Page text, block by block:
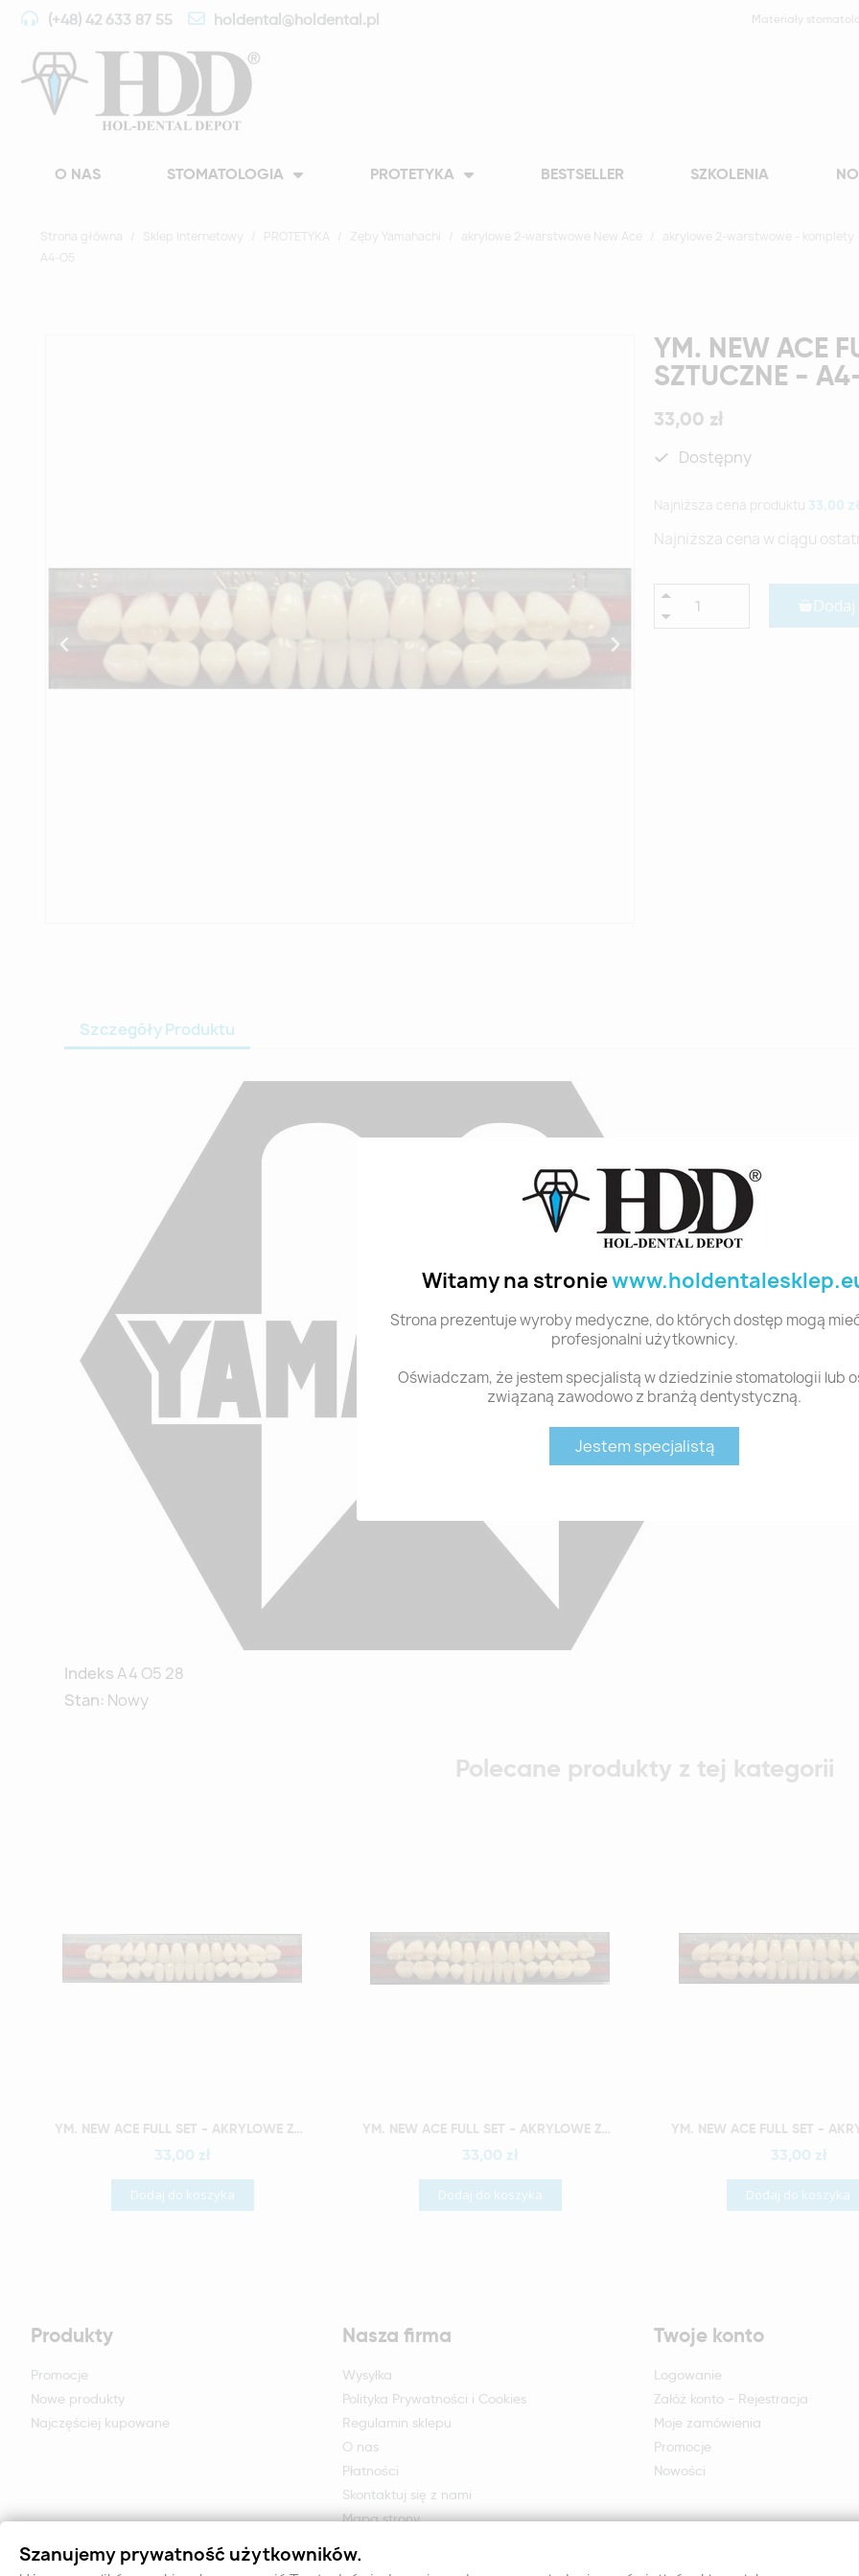
Witamy na stronie
Strona prezentuje wyroby medyczne, do których dostęp mogą
profesjonalni użytkownicy.
Oświadczam, że jestem specjalistą w dziedzinie stomatologii lub
związaną zawodowo z branżą dentystyczną.
Jestem specjalistą
(+48) 42 633 87 55 holdental@holdental.pl Materiały
O NAS STOMATOLOGIA PROTETYKA BESTSELLER SZKOLENIA
Strona główna Sklep Internetowy PROTETYKA Zęby Yamahachi akrylowe 2-warstwowe New Ace
akrylowe 2-warstwowe - komplety
A4-O5
YM. NEW ACE
SZTUCZNE -
33,00 zł
Dostępny
Najniższa cena produktu 33,00 zł
Najniższa cena w ciągu
Szczegóły Produktu
Indeks A4 O5 28
Stan: Nowy
Polecane produkty z tej kategorii
Szybki podgląd YM. NEW ACE FULL SET - AKRYLOWE ZĘBY SZTUCZNE - A4-O2
33,00 zł
Dodaj do koszyka
Szybki podgląd YM. NEW ACE FULL SET - AKRYLOWE ZĘBY SZTUCZNE - A4-O3
33,00 zł
Dodaj do koszyka
Szybki podgląd
33,00 zł
Dodaj do koszyka
Produkty
Promocje
Nowe produkty
Najczęściej kupowane
Nasza firma
Wysyłka
Polityka Prywatności i Cookies
Regulamin sklepu
O nas
Płatności
Skontaktuj się z nami
Mapa strony
Twoje konto
Logowanie
Załóż konto - Rejestracja
Moje zamówienia
Promocje
Nowości
Szanujemy prywatność użytkowników.